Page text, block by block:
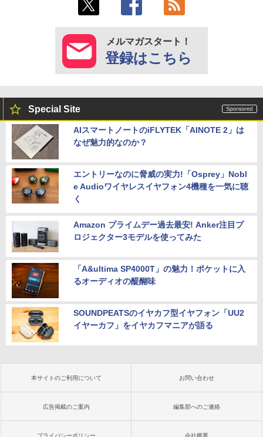
メルマガスタート！
登録はこちら
Special Site
AIスマートノートのiFLYTEK「AINOTE 2」は
なぜ魅力的なのか？
エントリーなのに脅威の実力!「Osprey」Nobl
e Audioワイヤレスイヤフォン4機種を一気に聴
く
Amazon プライムデー過去最安! Anker注目プ
ロジェクター3モデルを使ってみた
「A&ultima SP4000T」の魅力！ポケットに入
るオーディオの醍醐味
SOUNDPEATSのイヤカフ型イヤフォン「UU2
イヤーカフ」をイヤカフマニアが語る
本サイトのご利用について お問い合わせ
広告掲載のご案内 編集部へのご連絡
プライバシーポリシー 会社概要